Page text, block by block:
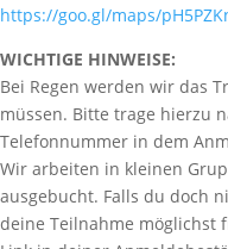
https://goo.gl/maps/
WICHTIGE HINWEISE:
Bei Regen werden wir das
müssen. Bitte trage hierzu
Telefonnummer in dem
Wir arbeiten in kleinen
ausgebucht. Falls du doch
deine Teilnahme möglichst